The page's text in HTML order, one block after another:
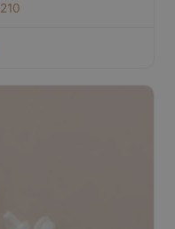
210